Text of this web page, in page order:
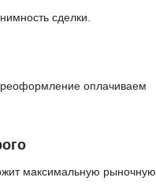
сделки.
оплачиваем
максимальную рыночную